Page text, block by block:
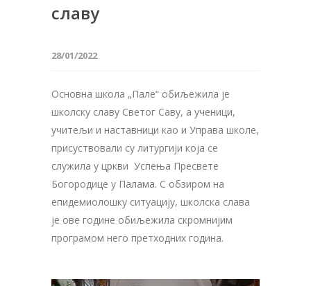
славу
28/01/2022
Основна школа „Пале“ обиљежила је
школску славу Светог Саву, а ученици,
учитељи и наставници као и Управа школе,
присуствовали су литургији која се
служила у цркви Успења Пресвете
Богородице у Палама. С обзиром на
епидемиолошку ситуацију, школска слава
је ове године обиљежила скромнијим
програмом него претходних година.